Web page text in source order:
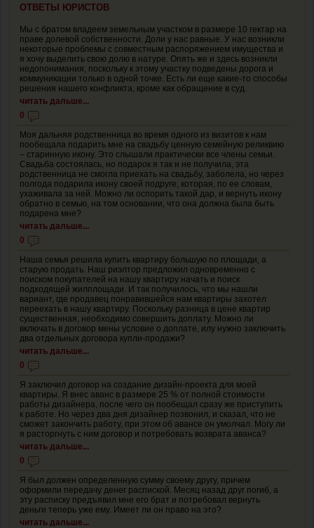
ОТВЕТЫ ЮРИСТОВ
Мы с братом владеем земельным участком в размере 10 гектар на
праве долевой собственности. Доли у нас равные. У нас возникли
некоторые проблемы с совместным распоряжением имущества и
я хочу выделить свою долю в натуре. Опять же и здесь возникли
недопонимания, поскольку к этому участку подведены дорога и
коммуникации только в одной точке. Есть ли еще какие-то способы
решения нашего конфликта, кроме как обращение в суд.
читать дальше...
0
Моя дальняя родственница во время одного из визитов к нам
пообещала подарить мне на свадьбу ценную семейную реликвию
– старинную икону. Это слышали практически все члены семьи.
Свадьба состоялась, но подарок я так и не получила, эта
родственница не смогла приехать на свадьбу, заболела, но через
полгода подарила икону своей подруге, которая, по ее словам,
ухаживала за ней. Можно ли оспорить такой дар, и вернуть икону
обратно в семью, на том основании, что она должна была быть
подарена мне?
читать дальше...
0
Наша семья решила купить квартиру большую по площади, а
старую продать. Наш риэлтор предложил одновременно с
поиском покупателей на нашу квартиру начать и поиск
подходящей жилплощади. И так получилось, что мы нашли
вариант, где продавец понравившейся нам квартиры захотел
переехать в нашу квартиру. Поскольку разница в цене квартир
существенная, необходимо совершить доплату. Можно ли
включать в договор мены условие о доплате, илу нужно заключить
два отдельных договора купли-продажи?
читать дальше...
0
Я заключил договор на создание дизайн-проекта для моей
квартиры. Я внес аванс в размере 25 % от полной стоимости
работы дизайнера, после чего он пообещал сразу же приступить
к работе. Но через два дня дизайнер позвонил, и сказал, что не
сможет закончить работу, при этом об авансе он умолчал. Могу ли
я расторгнуть с ним договор и потребовать возврата аванса?
читать дальше...
0
Я был должен определенную сумму своему другу, причем
оформили передачу денег распиской. Месяц назад друг погиб, а
эту расписку предъявил мне его брат и потребовал вернуть
деньги теперь уже ему. Имеет ли он право на это?
читать дальше...